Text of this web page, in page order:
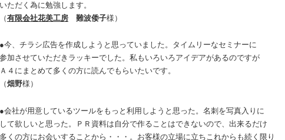
いただく為に勉強します。
（有限会社花美工房 難波倭子様）
●今、チラシ広告を作成しようと思っていました。タイムリーなセミナーに
参加させていただきラッキーでした。私もいろいろアイデアがあるのですが
Ａ４にまとめて多くの方に読んでもらいたいです。
（畑野様）
●会社が用意しているツールをもっと利用しようと思った。名刺を写真入りに
して欲しいと思った。ＰＲ資料は自分で作ることはできないので、出来るだけ
多くの方にお会いすることから・・・。お客様の立場に立ちこれからも続く限り